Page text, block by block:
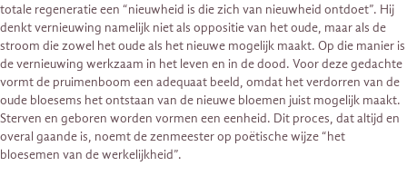
totale regeneratie een “nieuwheid is die zich van nieuwheid ontdoet”. Hij
denkt vernieuwing namelijk niet als oppositie van het oude, maar als de
stroom die zowel het oude als het nieuwe mogelijk maakt. Op die manier is
de vernieuwing werkzaam in het leven en in de dood. Voor deze gedachte
vormt de pruimenboom een adequaat beeld, omdat het verdorren van de
oude bloesems het ontstaan van de nieuwe bloemen juist mogelijk maakt.
Sterven en geboren worden vormen een eenheid. Dit proces, dat altijd en
overal gaande is, noemt de zenmeester op poëtische wijze “het
bloesemen van de werkelijkheid”.